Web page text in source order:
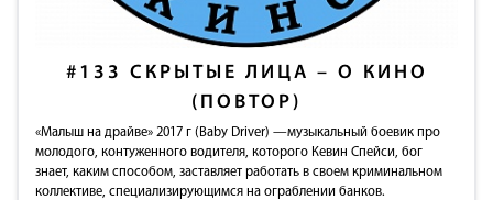
#133 СКРЫТЫЕ ЛИЦА – О КИНО
(ПОВТОР)
«Малыш на драйве» 2017 г (Baby Driver) —музыкальный боевик про
молодого, контуженного водителя, которого Кевин Спейси, бог
знает, каким способом, заставляет работать в своем криминальном
коллективе, специализирующимся на ограблении банков.